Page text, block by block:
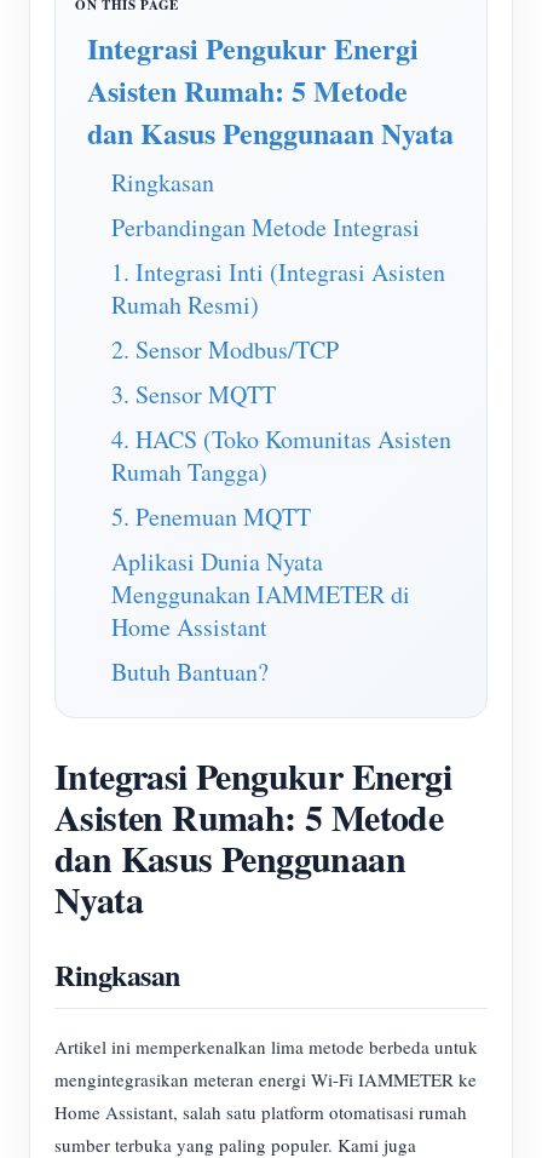
Simulator IAMMETER
Pengukur Virtual
Sistem Peramalan dan Simulasi Energi
Aplikasi
Monitor Energi Sistem PV Surya
Monitor Penggunaan Listrik
Sistem Kontrol Pemanas PV
Otomasi Rumah
Pemantauan Energi Pabrik
Mulai Cepat Produk
Dokumen
Video Tutorial
FAQ
Berita
Blog
Masyarakat
Pengembang
Mengeksplorasi
Program Hadiah
Kontak
Tentang kami
Integrasi Pengukur Energi
Asisten Rumah: 5 Metode
dan Kasus Penggunaan Nyata
Ringkasan
Perbandingan Metode Integrasi
1. Integrasi Inti (Integrasi Asisten
Rumah Resmi)
2. Sensor Modbus/TCP
3. Sensor MQTT
4. HACS (Toko Komunitas Asisten
Rumah Tangga)
5. Penemuan MQTT
Aplikasi Dunia Nyata
Menggunakan IAMMETER di
Home Assistant
Butuh Bantuan?
Integrasi Pengukur Energi
Asisten Rumah: 5 Metode
dan Kasus Penggunaan
Nyata
Ringkasan
Artikel ini memperkenalkan lima metode berbeda untuk
mengintegrasikan meteran energi Wi-Fi IAMMETER ke
Home Assistant, salah satu platform otomatisasi rumah
sumber terbuka yang paling populer. Kami juga